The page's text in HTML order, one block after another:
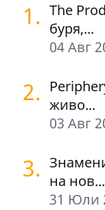
1. The
буря,...
04 Авг
2. живо...
03 Авг
3. на нов...
31 Юли